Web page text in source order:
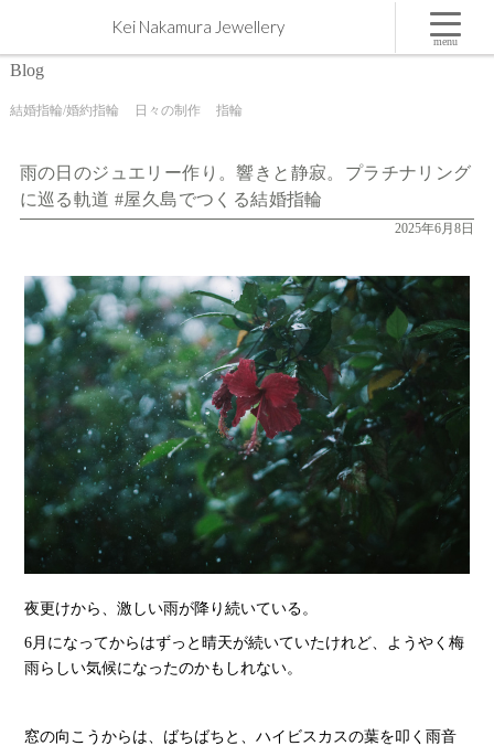
雨の日のジュエリー作り。響きと静寂。プラチナリングに巡る軌道 #屋久島でつくる結婚指輪 |
屋久島,ジュエリー,オーダーメイドのマリッジリング（結婚・婚約指輪）制作 | Kei Nakamura
Kei Nakamura Jewellery
Blog
結婚指輪/婚約指輪 日々の制作 指輪
雨の日のジュエリー作り。響きと静寂。プラチナリング
に巡る軌道 #屋久島でつくる結婚指輪
2025年6月8日
夜更けから、激しい雨が降り続いている。
6月になってからはずっと晴天が続いていたけれど、ようやく梅
雨らしい気候になったのかもしれない。
窓の向こうからは、ばちばちと、ハイビスカスの葉を叩く雨音
menu